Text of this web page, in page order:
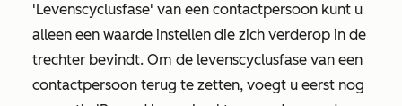
'Levenscyclusfase' van een contactpersoon kunt u
alleen een waarde instellen die zich verderop in de
trechter bevindt. Om de levenscyclusfase van een
contactpersoon terug te zetten, voegt u eerst nog